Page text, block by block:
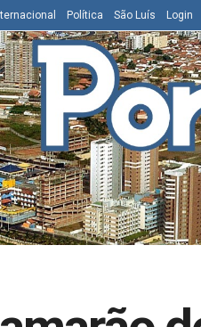
Política São Luís Login